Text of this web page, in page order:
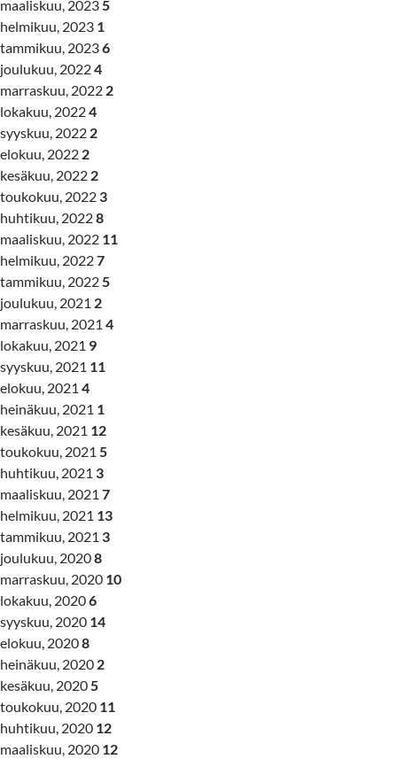
maaliskuu, 20235
helmikuu, 2023 1
tammikuu, 20236
joulukuu, 20224
marraskuu, 2022 2
lokakuu, 20224
syyskuu, 2022 2
elokuu, 2022 2
kesäkuu, 2022 2
toukokuu, 2022 3
huhtikuu, 20228
maaliskuu, 2022 11
helmikuu, 20227
tammikuu, 20225
joulukuu, 2021 2
marraskuu, 2021 4
lokakuu, 2021 9
syyskuu, 2021 11
elokuu, 2021 4
heinäkuu, 2021 1
kesäkuu, 2021 12
toukokuu, 2021 5
huhtikuu, 2021 3
maaliskuu, 2021 7
helmikuu, 2021 13
tammikuu, 2021 3
joulukuu, 20208
marraskuu, 2020 10
lokakuu, 20206
syyskuu, 2020 14
elokuu, 20208
heinäkuu, 2020 2
kesäkuu, 20205
toukokuu, 2020 11
huhtikuu, 2020 12
maaliskuu, 2020 12